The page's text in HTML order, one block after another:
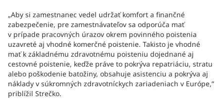
„Aby si zamestnanec vedel udržať komfort a finančné
zabezpečenie, pre zamestnávateľov sa odporúča mať
v prípade pracovných úrazov okrem povinného poistenia
uzavreté aj vhodné komerčné poistenie. Takisto je vhodné
mať k základnému zdravotnému poisteniu dojednané aj
cestovné poistenie, keďže práve to pokrýva repatriáciu, stratu
alebo poškodenie batožiny, obsahuje asistenciu a pokrýva aj
náklady v súkromných zdravotníckych zariadeniach v Európe,“
priblížil Strečko.